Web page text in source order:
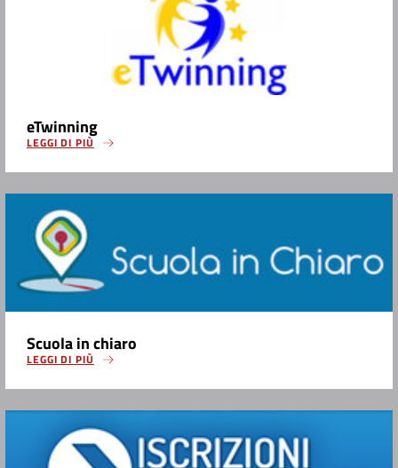
eTwinning
LEGGI DI PIÙ
Scuola in chiaro
LEGGI DI PIÙ